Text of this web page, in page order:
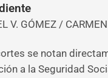
V. GÓMEZ /
se notan
a la Seguridad